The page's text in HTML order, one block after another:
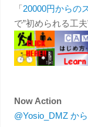
「20000円からの
で”初められる工
Now Action
@Yosio_DMZ か